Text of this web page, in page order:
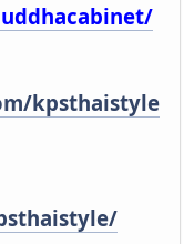
kpsthaistyle